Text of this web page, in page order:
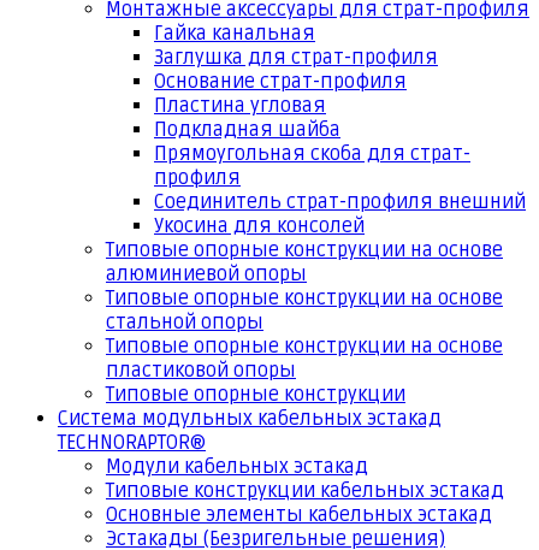
Монтажные аксессуары для страт-профиля
Гайка канальная
Заглушка для страт-профиля
Основание страт-профиля
Пластина угловая
Подкладная шайба
Прямоугольная скоба для страт-
профиля
Соединитель страт-профиля внешний
Укосина для консолей
Типовые опорные конструкции на основе
алюминиевой опоры
Типовые опорные конструкции на основе
стальной опоры
Типовые опорные конструкции на основе
пластиковой опоры
Типовые опорные конструкции
Система модульных кабельных эстакад
TECHNORAPTOR®
Модули кабельных эстакад
Типовые конструкции кабельных эстакад
Основные элементы кабельных эстакад
Эстакады (Безригельные решения)